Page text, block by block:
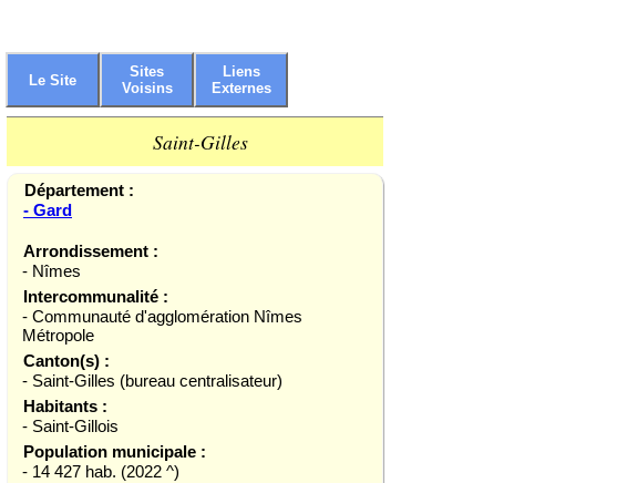
Le Site
Sites
Voisins
Liens
Externes
Saint-Gilles
Département :
- Gard
Arrondissement :
- Nîmes
Intercommunalité :
- Communauté d'agglomération Nîmes
Métropole
Canton(s) :
- Saint-Gilles (bureau centralisateur)
Habitants :
- Saint-Gillois
Population municipale :
- 14 427 hab. (2022 ^)